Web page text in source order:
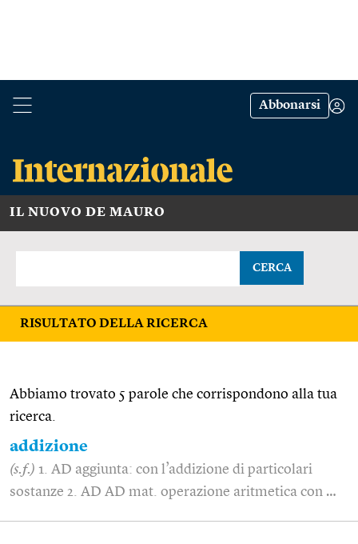
Abbonarsi
IL NUOVO DE MAURO
CERCA
RISULTATO DELLA RICERCA
Abbiamo trovato 5 parole che corrispondono alla tua
ricerca.
addizione
(s.f.) 1. AD aggiunta: con l’addizione di particolari
sostanze 2. AD AD mat. operazione aritmetica con …